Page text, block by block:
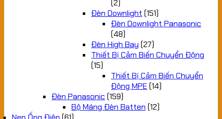
(2)
Đèn Downlight (151)
Đèn Downlight Panasonic
(48)
Đèn High Bay (27)
Thiết Bị Cảm Biến Chuyển Động
(15)
Thiết Bị Cảm Biến Chuyển
Động MPE (14)
Đèn Panasonic (159)
Bộ Máng Đèn Batten (12)